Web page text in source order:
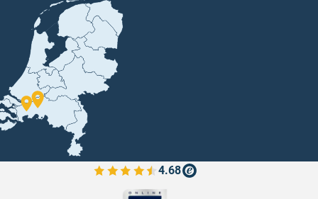
4.68
Bekijk de verfplaza beoordelingen